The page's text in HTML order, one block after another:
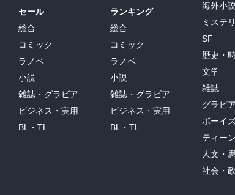
セール
総合
コミック
ラノベ
小説
雑誌・グラビア
ビジネス・実用
BL・TL
ランキング
総合
コミック
ラノベ
小説
雑誌・グラビア
ビジネス・実用
BL・TL
海外小説
ミステ
SF
歴史・
文学
雑誌
グラビ
ボーイ
ティー
人文・
社会・